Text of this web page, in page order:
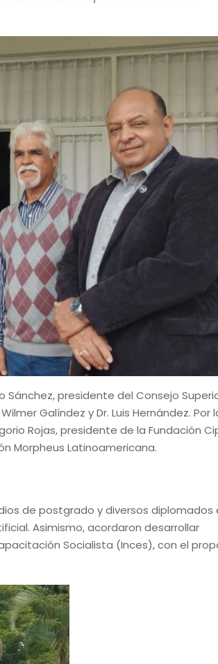
presidente del Consejo
Galíndez y Dr. Luis Hernández. Por
Rojas, presidente de la Fundación
Morpheus Latinoamericana.
de postgrado y diversos diplomados
Asimismo, acordaron desarrollar
Socialista (Inces), con el